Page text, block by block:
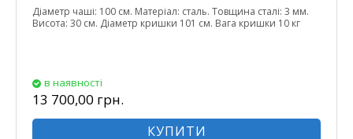
Діаметр чаші: 100 см. Матеріал: сталь. Товщина сталі: 3 мм.
Висота: 30 см. Діаметр кришки 101 см. Вага кришки 10 кг
в наявності
13 700,00 грн.
КУПИТИ